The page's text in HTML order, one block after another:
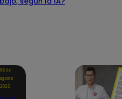
06 de
agosto
2026